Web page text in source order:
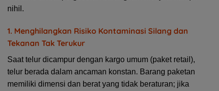
nihil .
1. Menghilangkan Risiko Kontaminasi Silang dan
Tekanan Tak Terukur
Saat telur dicampur dengan kargo umum (paket retail),
telur berada dalam ancaman konstan. Barang paketan
memiliki dimensi dan berat yang tidak beraturan; jika